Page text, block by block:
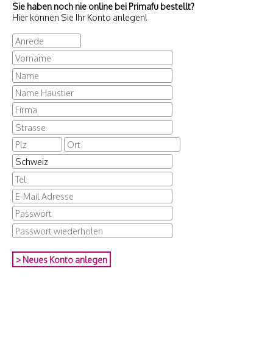
Sie haben noch nie online bei Primafu bestellt?
Hier können Sie Ihr Konto anlegen!